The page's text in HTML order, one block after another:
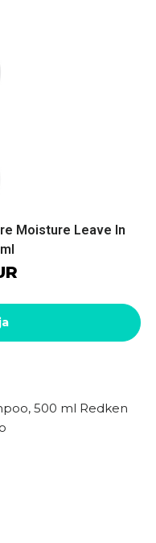
Moisture Leave In